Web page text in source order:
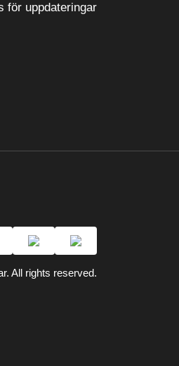
för uppdateringar
All rights reserved.